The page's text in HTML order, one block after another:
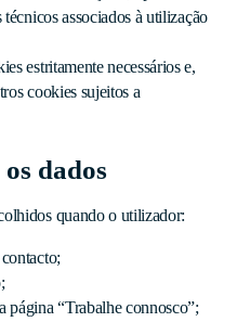
associados à utilização
estritamente necessários e,
cookies sujeitos a
dados
quando o utilizador:
página “Trabalhe connosco”;